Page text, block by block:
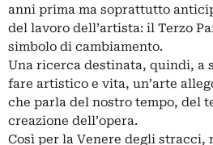
anni prima ma soprattutto
del lavoro dell’artista: il Terzo
simbolo di cambiamento.
Una ricerca destinata, quindi, a
fare artistico e vita, un’arte
che parla del nostro tempo, del
creazione dell’opera.
Così per la Venere degli stracci,